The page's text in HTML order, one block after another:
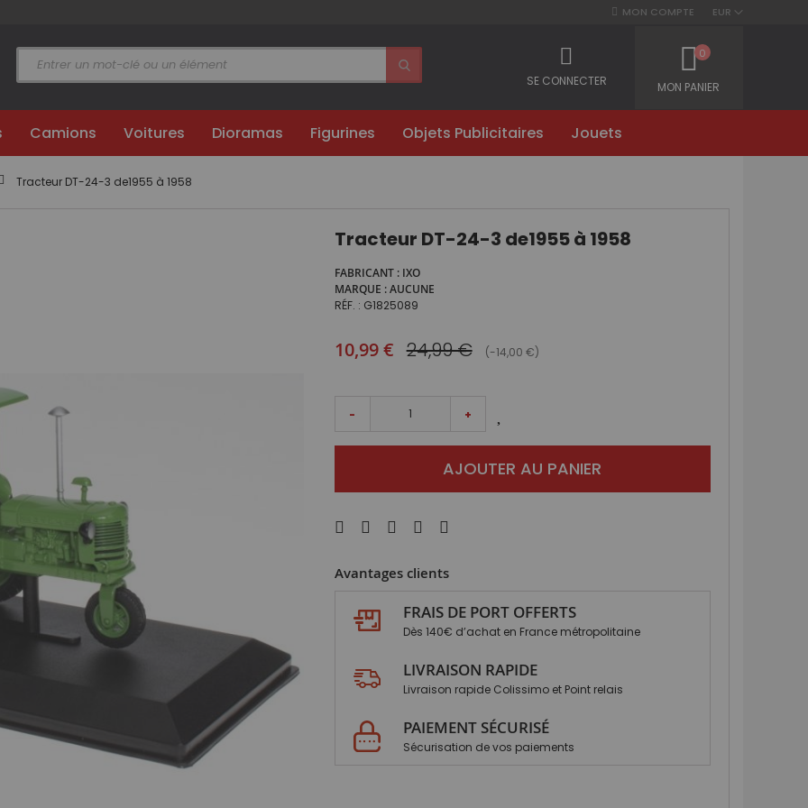
EUR
MON COMPTE
MON PANIER
0
SE CONNECTER
Camions Voitures Dioramas Figurines Objets Publicitaires Jouets
Tracteur DT-24-3 de1955 à 1958
Tracteur DT-24-3 de1955 à 1958
FABRICANT
IXO
MARQUE AUCUNE
RÉF.
G1825089
Prix
spécial
10,99 € 24,99 € (-14,00 €)
- +
AJOUTER AU PANIER
Avantages clients
FRAIS DE PORT OFFERTS
Dès 140€ d’achat en France métropolitaine
LIVRAISON RAPIDE
Livraison rapide Colissimo et Point relais
PAIEMENT SÉCURISÉ
Sécurisation de vos paiements